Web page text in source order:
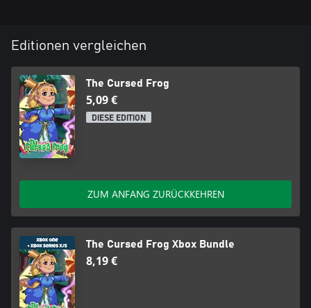
Editionen vergleichen
The Cursed Frog
5,09 €
DIESE EDITION
ZUM ANFANG ZURÜCKKEHREN
The Cursed Frog Xbox Bundle
8,19 €